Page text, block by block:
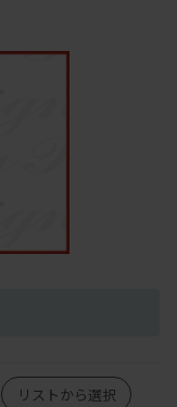
リストから選択